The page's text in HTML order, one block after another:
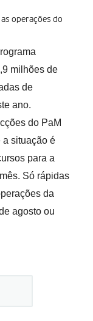
operações do
milhões de
de
ano.
do PaM
a situação é
para a
Só rápidas
da
agosto ou